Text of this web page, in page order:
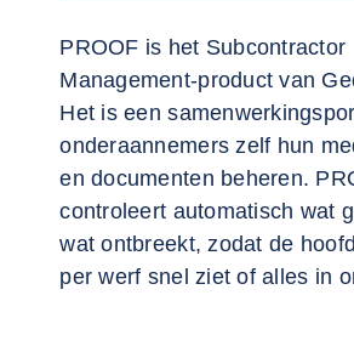
PROOF is het Subcontractor
Management-product van
Het is een
onderaannemers zelf hun
en documenten beheren.
controleert automatisch wat
wat ontbreekt, zodat de
per werf snel ziet of alles in